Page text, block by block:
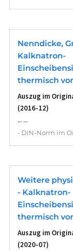
Nenndicke,
Kalknatron-
thermisch
Auszug im
(2016-12)
... ...
- DIN-Norm im
Weitere
- Kalknatron-
thermisch
Auszug im
(2020-07)